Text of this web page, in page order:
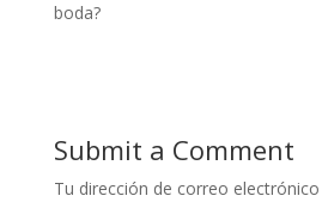
boda?
Submit a Comment
Tu dirección de correo